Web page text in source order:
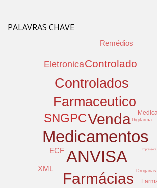
PALAVRAS CHAVE
Medicamentos
ANVISA
Venda
Farmácias
Farmaceutico
Controlados
SNGPC
Controlado
Eletronica
XML
ECF
Remédios
Digifarma
Drogarias
Impressora